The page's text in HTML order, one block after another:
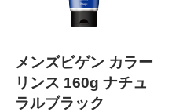
メンズビゲン カラー
リンス 160g ナチュ
ラルブラック